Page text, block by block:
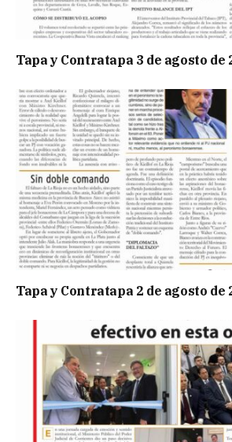
Tapa y Contratapa 3 de agosto de
Tapa y Contratapa 2 de agosto de